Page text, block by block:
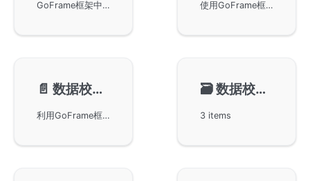
GoFrame框架中的数据校验规则及其应用。GoFrame框架内置了多种常用的校验规则，支持开发者在处理数据时进行参数校验和结构体校验。文章详细讲解了不同情况下如何使用各种校验规则，包括必需参数、日期格式、数值范围、枚举值验证等，为开发者提供了灵活的校验机制。 使用GoFrame框架中的数据校验组件进行数据校验，包括校验对象的配置管理和链式操作等内容。通过详细的示例展示了单数据校验、结构体和映射的数据校验方法，帮助开发者快速掌握数据校验的使用技巧。
📄️ 数据校验-校验结果
利用GoFrame框架进行数据校验，描述了gvalid.Error接口的实现及使用方法。通过不同方法获取校验错误信息，包括顺序性和非顺序性校验的影响。同时，示例演示如何获取校验错误中的第一条错误信息，为开发者提供实用指引。
🗃️数据校验-参数类型
3 items